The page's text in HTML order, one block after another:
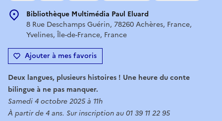
Bibliothèque Multimédia Paul Eluard
8 Rue Deschamps Guérin, 78260 Achères, France,
Yvelines, Île-de-France, France
Ajouter à mes favoris
Deux langues, plusieurs histoires ! Une heure du conte
bilingue à ne pas manquer.
Samedi 4 octobre 2025 à 11h
À partir de 4 ans. Sur inscription au 01 39 11 22 95